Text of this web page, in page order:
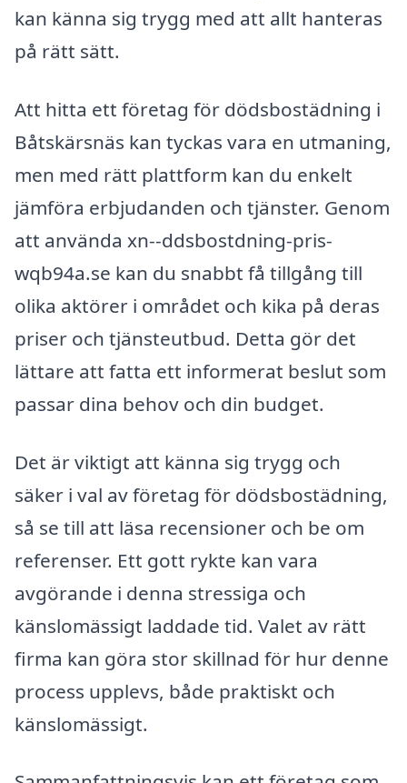
kan känna sig trygg med att allt hanteras
på rätt sätt.
Att hitta ett företag för dödsbostädning i
Båtskärsnäs kan tyckas vara en utmaning,
men med rätt plattform kan du enkelt
jämföra erbjudanden och tjänster. Genom
att använda xn--ddsbostdning-pris-
wqb94a.se kan du snabbt få tillgång till
olika aktörer i området och kika på deras
priser och tjänsteutbud. Detta gör det
lättare att fatta ett informerat beslut som
passar dina behov och din budget.
Det är viktigt att känna sig trygg och
säker i val av företag för dödsbostädning,
så se till att läsa recensioner och be om
referenser. Ett gott rykte kan vara
avgörande i denna stressiga och
känslomässigt laddade tid. Valet av rätt
firma kan göra stor skillnad för hur denne
process upplevs, både praktiskt och
känslomässigt.